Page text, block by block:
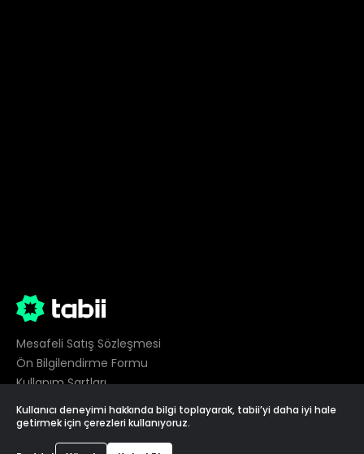
Mesafeli Satış Sözleşmesi
Ön Bilgilendirme Formu
Kullanım Şartları
Gizlilik
Çerez Tercihleri
Kullanıcı deneyimi hakkında bilgi toplayarak, tabii’yi daha iyi hale
getirmek için çerezleri kullanıyoruz.